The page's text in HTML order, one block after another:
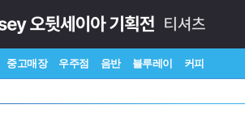
중고매장 우주점 음반 블루레이 커피